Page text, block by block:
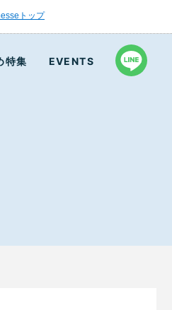
トップ
特集 EVENTS